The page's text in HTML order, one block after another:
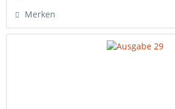
Merken